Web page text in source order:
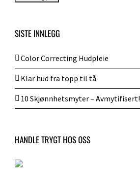
SISTE INNLEGG
Color Correcting Hudpleie
Klar hud fra topp til tå
10 Skjønnhetsmyter – Avmytifisert!
HANDLE TRYGT HOS OSS